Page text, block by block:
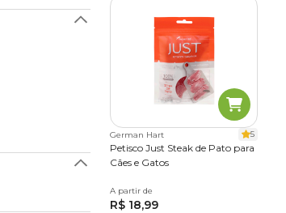
German Hart 5
Petisco Just Steak de Pato para
Cães e Gatos
55 g 75 g
A partir de
R$ 18,99